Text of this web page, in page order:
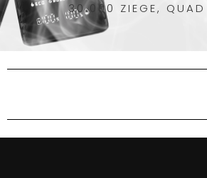
30.000 ZIEGE, QUAD